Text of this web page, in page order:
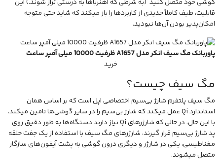
گوشی خود متصل کنید (به شرطی که آهنرباها به درستی تراز شوند.) این
قابلیت، طیف کاملاً جدیدی از کاربردها را باز میکند که شاید حتی متوجه
امکان‌پذیر بودن آن‌ها نبودید.
پاوربانک مگ سیف انکر مدل A1657 ظرفیت 10000 میلی آمپر ساعت
خرید
مگ سیف چیست؟
مگ سیف پلتفرم شارژ بی‌سیم اختصاصی اپل است که بر اساس همان
استاندارد Qi عمل میکند که شارژ بی‌سیم را در سایر گوشی‌ها تامین میکند.
با این حال، در حالی که شارژرهای Qi نیاز دارند دستگاه‌ها به طور دقیق روی
پد شارژ بی‌سیم قرار گیرند، شارژرهای مگ سیف با استفاده از یک جفت حلقه
مغناطیسی، یکی درشارژرو دیگری درون گوشی به پشت آیفون‌های سازگار
متصل میشوند.